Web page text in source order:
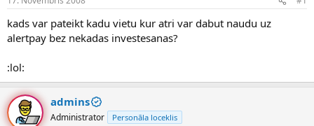
n
u
z
ā
c
ē
j
s
a
t
u
m
kads var pateikt kadu vietu kur atri var dabut naudu uz
alertpay bez nekadas investesanas?
:lol:
admins
Administrator Personāla loceklis